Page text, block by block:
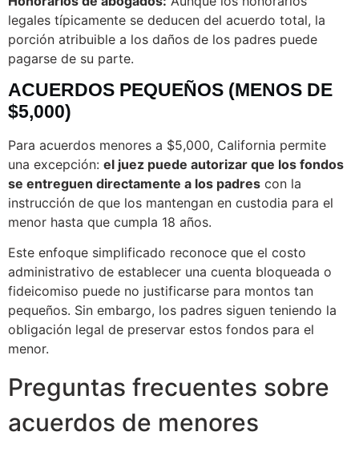
legales típicamente se deducen del acuerdo total, la
porción atribuible a los daños de los padres puede
pagarse de su parte.
ACUERDOS PEQUEÑOS (MENOS DE
$5,000)
Para acuerdos menores a $5,000, California permite
una excepción: el juez puede autorizar que los fondos
se entreguen directamente a los padres con la
instrucción de que los mantengan en custodia para el
menor hasta que cumpla 18 años.
Este enfoque simplificado reconoce que el costo
administrativo de establecer una cuenta bloqueada o
fideicomiso puede no justificarse para montos tan
pequeños. Sin embargo, los padres siguen teniendo la
obligación legal de preservar estos fondos para el
menor.
Preguntas frecuentes sobre
acuerdos de menores